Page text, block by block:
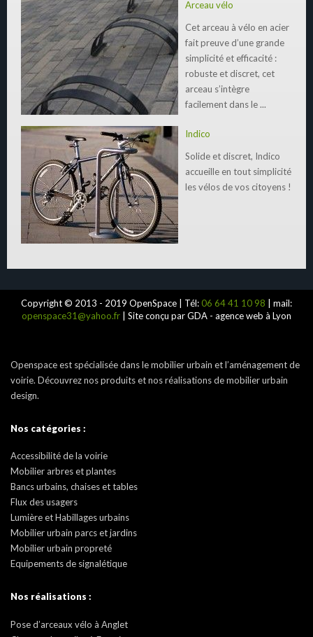
Arceau vélo
Cet arceau à vélo en acier
fait preuve d’une grande
simplicité et efficacité :
robuste et discret, cet
arceau s’intègre
facilement dans le ...
Indico
Solide et discret, Indico
accueille en tout simplicité
les vélos de vos citoyens !
Copyright © 2013 - 2019 OpenSpace | Tél:06 64 41 10 98 | mail:
openspace31@yahoo.fr | Site conçu par GDA - agence web à Lyon
Openspace est spécialisée dans le mobilier urbain et l’aménagement de
voirie. Découvrez nos produits et nos réalisations de mobilier urbain
design.
Nos catégories :
Accessibilité de la voirie
Mobilier arbres et plantes
Bancs urbains, chaises et tables
Flux des usagers
Lumière et Habillages urbains
Mobilier urbain parcs et jardins
Mobilier urbain propreté
Equipements de signalétique
Nos réalisations :
Pose d’arceaux vélo à Anglet